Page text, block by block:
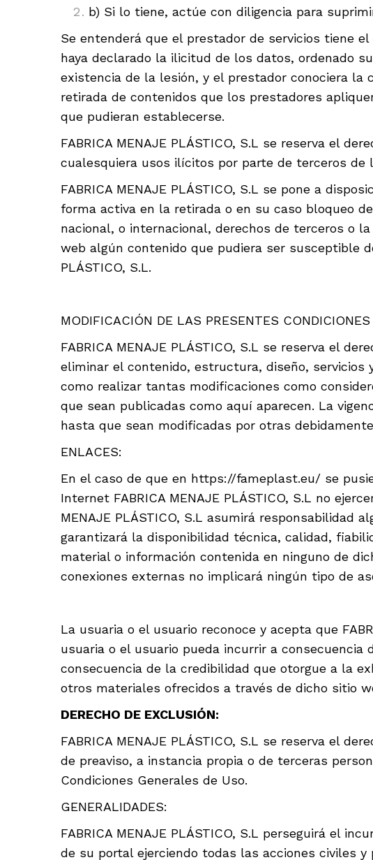
b) Si lo tiene, actúe con diligencia para
Se entenderá que el prestador de servicios tiene
haya declarado la ilicitud de los datos, ordenado
existencia de la lesión, y el prestador conociera la
retirada de contenidos que los prestadores
que pudieran establecerse.
FABRICA MENAJE PLÁSTICO, S.L se reserva el
cualesquiera usos ilícitos por parte de terceros de
FABRICA MENAJE PLÁSTICO, S.L se pone a
forma activa en la retirada o en su caso bloqueo
nacional, o internacional, derechos de terceros o
web algún contenido que pudiera ser susceptible
PLÁSTICO, S.L.
MODIFICACIÓN DE LAS PRESENTES CONDICIONES
FABRICA MENAJE PLÁSTICO, S.L se reserva el
eliminar el contenido, estructura, diseño,
como realizar tantas modificaciones como
que sean publicadas como aquí aparecen. La
hasta que sean modificadas por otras
ENLACES:
En el caso de que en https://fameplast.eu/ se
Internet FABRICA MENAJE PLÁSTICO, S.L no
MENAJE PLÁSTICO, S.L asumirá
garantizará la disponibilidad técnica, calidad,
material o información contenida en ninguno de
conexiones externas no implicará ningún tipo de
La usuaria o el usuario reconoce y acepta que
usuaria o el usuario pueda incurrir a
consecuencia de la credibilidad que otorgue a la
otros materiales ofrecidos a través de dicho sitio
DERECHO DE EXCLUSIÓN:
FABRICA MENAJE PLÁSTICO, S.L se reserva el
de preaviso, a instancia propia o de terceras
Condiciones Generales de Uso.
GENERALIDADES:
FABRICA MENAJE PLÁSTICO, S.L perseguirá el
de su portal ejerciendo todas las acciones civiles